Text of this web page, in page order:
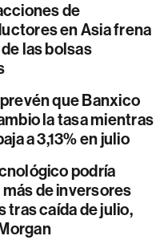
de
en Asia frena
las bolsas
que Banxico
la tasa mientras
a 3,13% en julio
podría
de inversores
tras caída de julio,